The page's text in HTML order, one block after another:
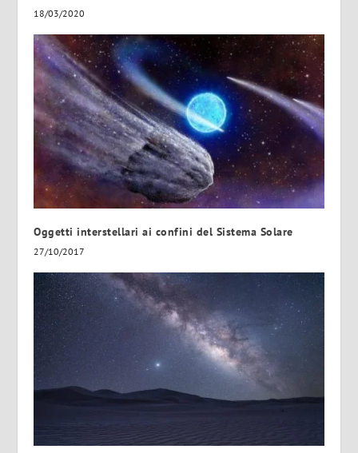
18/03/2020
Oggetti interstellari ai confini del Sistema Solare
27/10/2017